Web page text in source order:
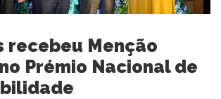
recebeu Menção
Prémio Nacional de